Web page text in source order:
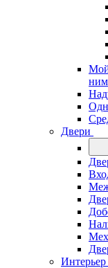
ним
Двери
Интерьер